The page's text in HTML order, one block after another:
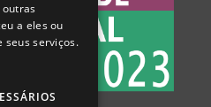
outras
a eles ou
seus serviços.